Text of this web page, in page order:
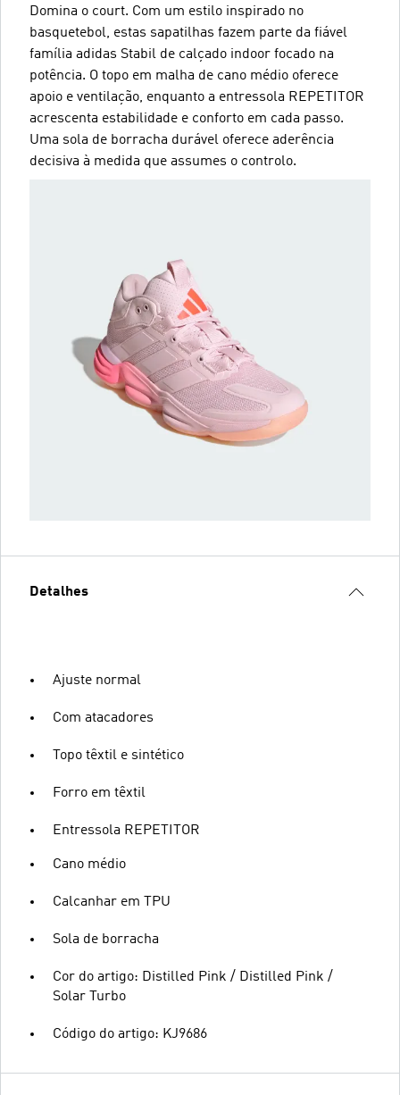
Domina o court. Com um estilo inspirado no
basquetebol, estas sapatilhas fazem parte da fiável
família adidas Stabil de calçado indoor focado na
potência. O topo em malha de cano médio oferece
apoio e ventilação, enquanto a entressola REPETITOR
acrescenta estabilidade e conforto em cada passo.
Uma sola de borracha durável oferece aderência
decisiva à medida que assumes o controlo.
Detalhes
Ajuste normal
Com atacadores
Topo têxtil e sintético
Forro em têxtil
Entressola REPETITOR
Cano médio
Calcanhar em TPU
Sola de borracha
Cor do artigo: Distilled Pink / Distilled Pink /
Solar Turbo
Código do artigo: KJ9686